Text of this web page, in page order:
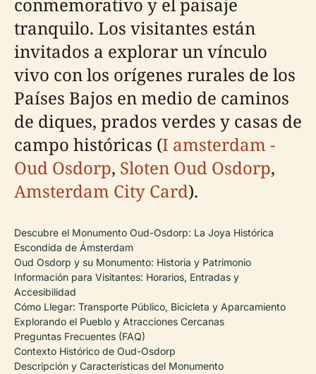
tranquilo. Los visitantes están
invitados a explorar un vínculo
vivo con los orígenes rurales de los
Países Bajos en medio de caminos
de diques, prados verdes y casas de
campo históricas (I amsterdam -
Oud Osdorp, Sloten Oud Osdorp,
Amsterdam City Card).
Descubre el Monumento Oud-Osdorp: La Joya Histórica
Escondida de Ámsterdam
Oud Osdorp y su Monumento: Historia y Patrimonio
Información para Visitantes: Horarios, Entradas y
Accesibilidad
Cómo Llegar: Transporte Público, Bicicleta y Aparcamiento
Explorando el Pueblo y Atracciones Cercanas
Preguntas Frecuentes (FAQ)
Contexto Histórico de Oud-Osdorp
Descripción y Características del Monumento